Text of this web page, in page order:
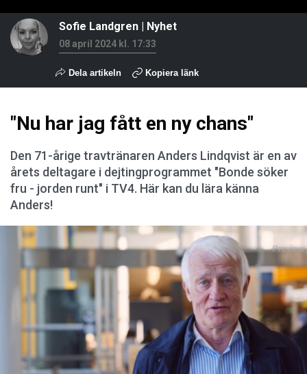
Sofie Landgren | Nyhet
08 april 2024 kl. 17:33
Dela artikeln Kopiera länk
"Nu har jag fått en ny chans"
Den 71-årige travtränaren Anders Lindqvist är en av
årets deltagare i dejtingprogrammet "Bonde söker
fru - jorden runt" i TV4. Här kan du lära känna
Anders!